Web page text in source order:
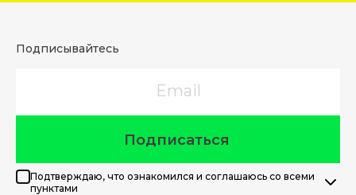
Подписывайтесь
Подписаться
Подтверждаю, что ознакомился и соглашаюсь со всеми
пунктами